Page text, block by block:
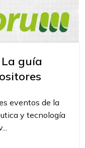
guía
eventos de la
y tecnología